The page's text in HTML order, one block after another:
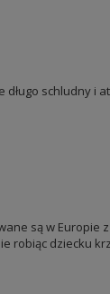
długo schludny i
są w Europie
robiąc dziecku